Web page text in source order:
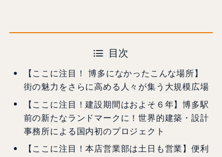
目次
【ここに注目！ 博多になかったこんな場所】
街の魅力をさらに高める人々が集う大規模広場
【ここに注目！建設期間はおよそ６年】博多駅
前の新たなランドマークに！世界的建築・設計
事務所による国内初のプロジェクト
【ここに注目！本店営業部は土日も営業】便利